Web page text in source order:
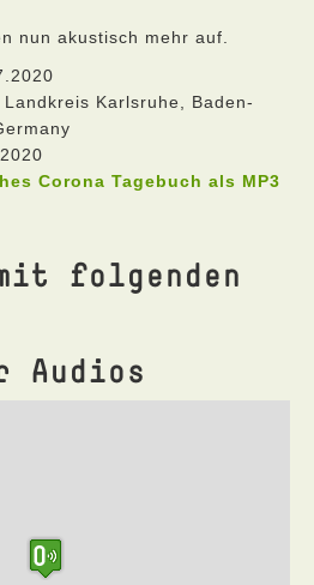
nun akustisch mehr auf.
Karlsruhe, Baden-
Corona Tagebuch als MP3
folgenden
Audios